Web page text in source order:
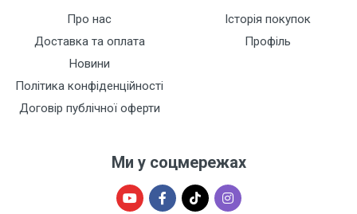
Про нас
Доставка та оплата
Новини
Політика конфіденційності
Договір публічної оферти
Історія покупок
Профіль
Ми у соцмережах